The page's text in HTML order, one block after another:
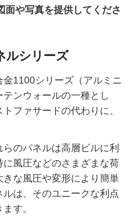
面や写真を提供してくださ
ルシリーズ
1100シリーズ（アルミニ
ンウォールの一種とし
ファサードの代わりに、
のパネルは高層ビルに利
風圧などのさまざまな荷
な風圧や変形により簡単
は、そのユニークな利点
す。